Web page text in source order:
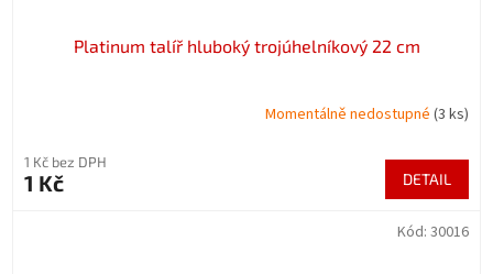
Platinum talíř hluboký trojúhelníkový 22 cm
Momentálně nedostupné (3 ks)
1 Kč bez DPH
1 Kč DETAIL
Kód: 30016